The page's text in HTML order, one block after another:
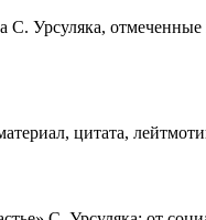
С. Урсуляка,
цитата,